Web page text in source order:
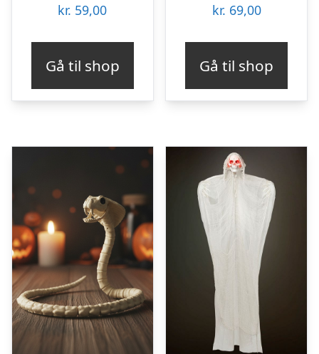
kr. 59,00
Gå til shop
kr. 69,00
Gå til shop